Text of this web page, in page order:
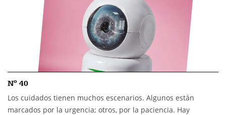
Nº 40
Los cuidados tienen muchos escenarios. Algunos están
marcados por la urgencia; otros, por la paciencia. Hay